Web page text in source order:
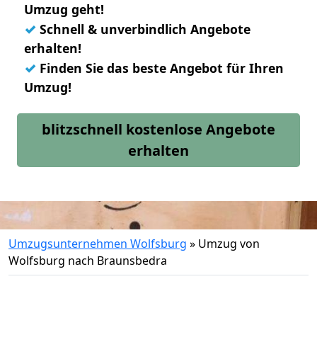
Umzug geht!
✓ Schnell & unverbindlich Angebote
erhalten!
✓ Finden Sie das beste Angebot für Ihren
Umzug!
blitzschnell kostenlose Angebote
erhalten
Umzugsunternehmen Wolfsburg » Umzug von
Wolfsburg nach Braunsbedra